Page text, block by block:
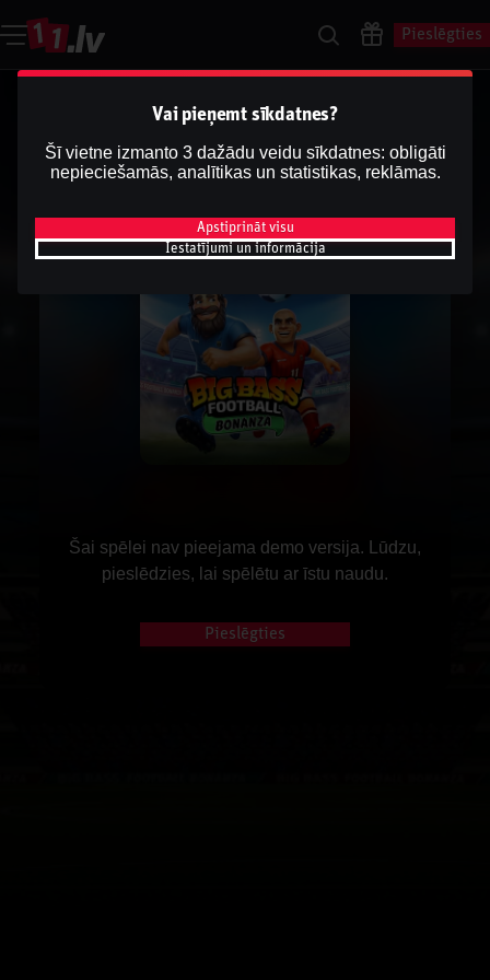
Pieslēgties
Šai spēlei nav pieejama demo versija. Lūdzu,
pieslēdzies, lai spēlētu ar īstu naudu.
Pieslēgties
Vai pieņemt sīkdatnes?
Šī vietne izmanto 3 dažādu veidu sīkdatnes: obligāti
nepieciešamās, analītikas un statistikas, reklāmas.
Apstiprināt visu
Iestatījumi un informācija